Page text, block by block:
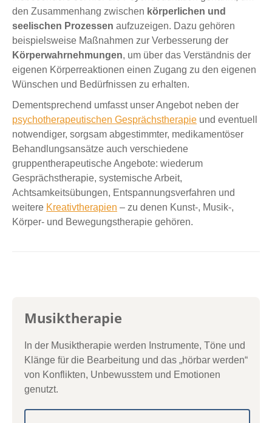
den Zusammenhang zwischen körperlichen und
seelischen Prozessen aufzuzeigen. Dazu gehören
beispielsweise Maßnahmen zur Verbesserung der
Körperwahrnehmungen, um über das Verständnis der
eigenen Körperreaktionen einen Zugang zu den eigenen
Wünschen und Bedürfnissen zu erhalten.
Dementsprechend umfasst unser Angebot neben der
psychotherapeutischen Gesprächstherapie und eventuell
notwendiger, sorgsam abgestimmter, medikamentöser
Behandlungsansätze auch verschiedene
gruppentherapeutische Angebote: wiederum
Gesprächstherapie, systemische Arbeit,
Achtsamkeitsübungen, Entspannungsverfahren und
weitere Kreativtherapien – zu denen Kunst-, Musik-,
Körper- und Bewegungstherapie gehören.
Musiktherapie
In der Musiktherapie werden Instrumente, Töne und
Klänge für die Bearbeitung und das „hörbar werden“
von Konflikten, Unbewusstem und Emotionen
genutzt.